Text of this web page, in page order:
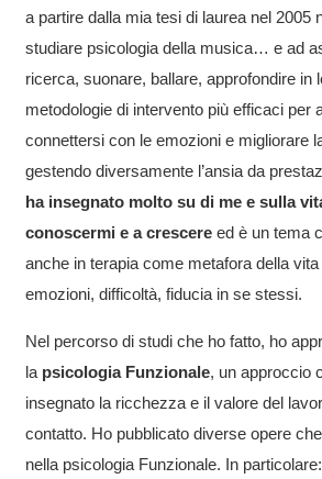
a partire dalla mia tesi di laurea nel 2005
studiare psicologia della musica… e ad
ricerca, suonare, ballare, approfondire in
metodologie di intervento più efficaci per
connettersi con le emozioni e migliorare
gestendo diversamente l’ansia da
ha insegnato molto su di me e sulla
conoscermi e a crescereed è un tema
anche in terapia come metafora della
emozioni, difficoltà, fiducia in se stessi.
Nel percorso di studi che ho fatto, ho
la psicologia Funzionale, un approccio
insegnato la ricchezza e il valore del
contatto. Ho pubblicato diverse opere
nella psicologia Funzionale. In particolare: